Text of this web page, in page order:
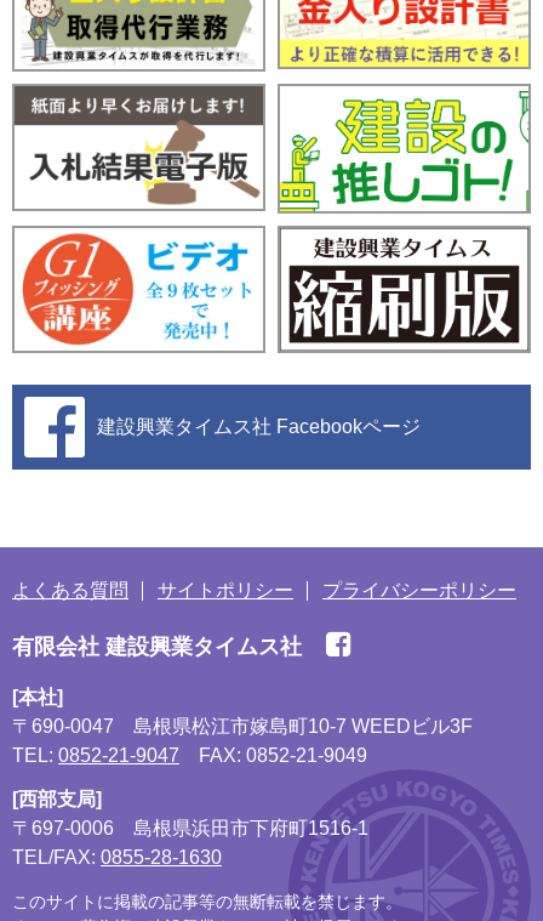
建設興業タイムス社 Facebookページ
よくある質問 サイトポリシー プライバシーポリシー
有限会社 建設興業タイムス社
[本社]
〒690-0047
島根県松江市嫁島町10-7 WEEDビル3F
TEL: 0852-21-9047 FAX: 0852-21-9049
[西部支局]
〒697-0006
島根県浜田市下府町1516-1
TEL/FAX: 0855-28-1630
このサイトに掲載の記事等の無断転載を禁じます。